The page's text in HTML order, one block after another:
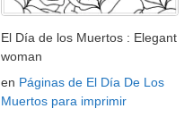
El Día de los Muertos : Elegant
woman
en Páginas de El Día De Los
Muertos para imprimir